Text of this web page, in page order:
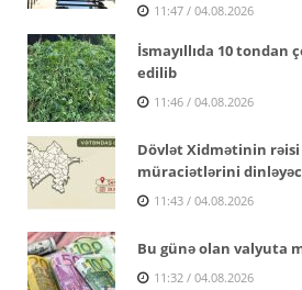
11:47 / 04.08.2026
İsmayıllıda 10 tondan
edilib
11:46 / 04.08.2026
Dövlət Xidmətinin rəisi
müraciətlərini
11:43 / 04.08.2026
Bu günə olan valyuta
11:32 / 04.08.2026